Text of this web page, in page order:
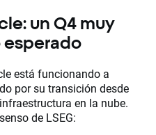
un Q4 muy
esperado
está funcionando a
por su transición desde
en la nube.
de LSEG: